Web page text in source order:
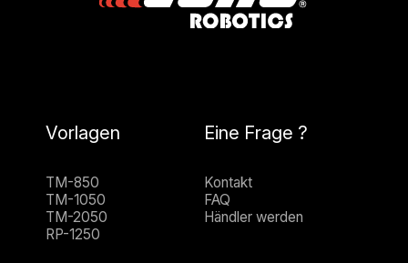
Vorlagen
TM-850
TM-1050
TM-2050
RP-1250
Eine Frage ?
Kontakt
FAQ
Händler werden